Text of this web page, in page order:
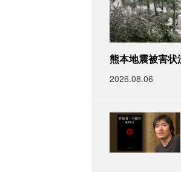
熊本地震被害状
2026.08.06